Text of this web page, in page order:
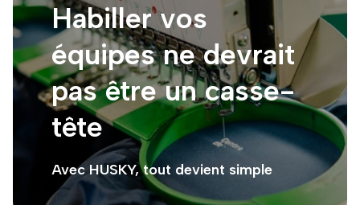
Habiller vos
équipes ne devrait
pas être un casse-
tête
Avec HUSKY, tout devient simple